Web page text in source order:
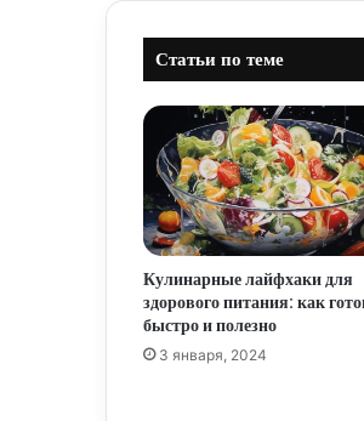
Статьи по теме
Кулинарные лайфхаки для
здорового питания: как
быстро и полезно
3 января, 2024